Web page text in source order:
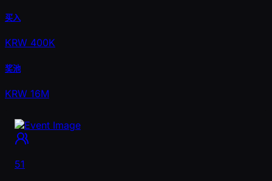
买入
KRW 400K
奖池
KRW 16M
51